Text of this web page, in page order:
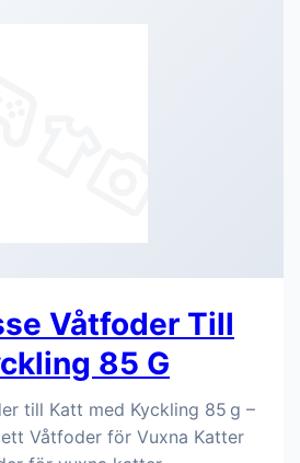
Våtfoder Till
85 G
till Katt med Kyckling 85 g –
Våtfoder för Vuxna Katter